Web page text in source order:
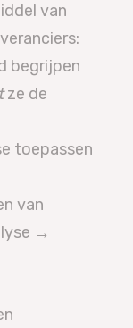
van
begrijpen
ze de
toepassen
van
→